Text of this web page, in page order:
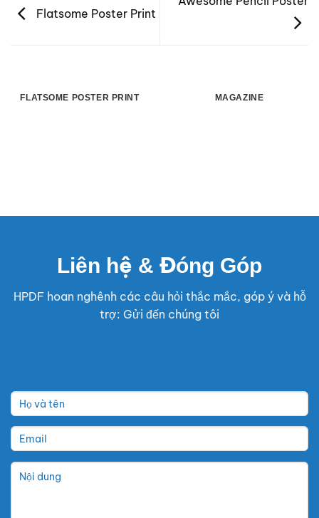
Flatsome Poster Print
FLATSOME POSTER PRINT MAGAZINE
Liên hệ & Đóng Góp
HPDF hoan nghênh các câu hỏi thắc mắc, góp ý và hỗ
trợ: Gửi đến chúng tôi